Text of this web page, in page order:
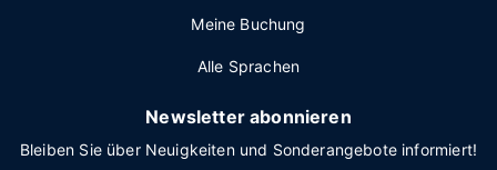
Meine Buchung
Alle Sprachen
Newsletter abonnieren
Bleiben Sie über Neuigkeiten und Sonderangebote informiert!